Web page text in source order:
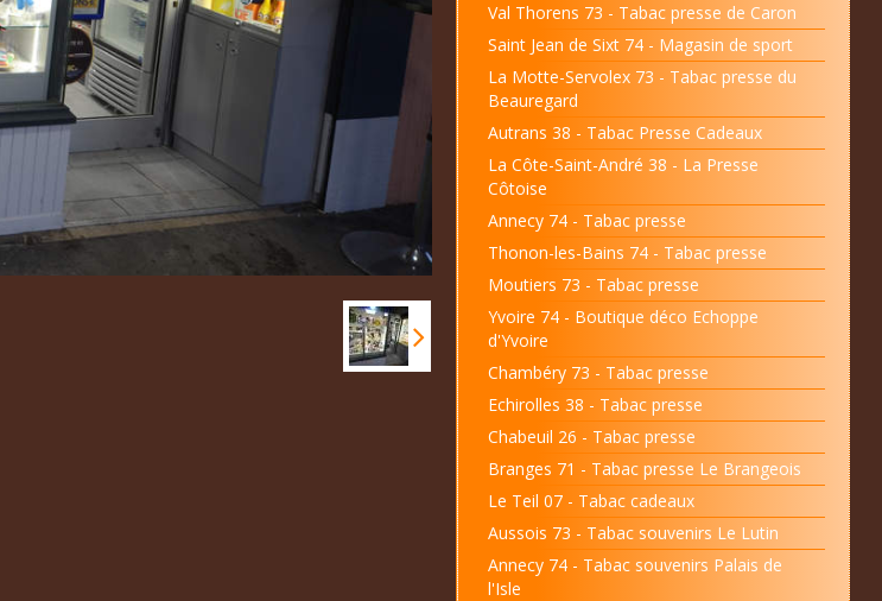
Val Thorens 73 - Tabac presse de Caron
Saint Jean de Sixt 74 - Magasin de sport
La Motte-Servolex 73 - Tabac presse du
Beauregard
Autrans 38 - Tabac Presse Cadeaux
La Côte-Saint-André 38 - La Presse
Côtoise
Annecy 74 - Tabac presse
Thonon-les-Bains 74 - Tabac presse
Moutiers 73 - Tabac presse
Yvoire 74 - Boutique déco Echoppe
d'Yvoire
Chambéry 73 - Tabac presse
Echirolles 38 - Tabac presse
Chabeuil 26 - Tabac presse
Branges 71 - Tabac presse Le Brangeois
Le Teil 07 - Tabac cadeaux
Aussois 73 - Tabac souvenirs Le Lutin
Annecy 74 - Tabac souvenirs Palais de
l'Isle